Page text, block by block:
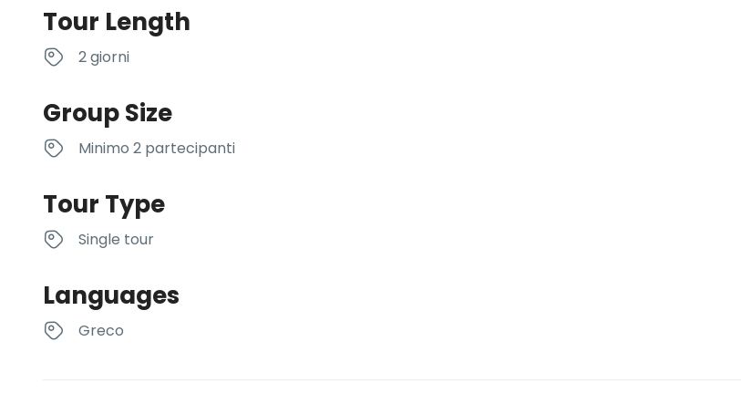
Tour Length
2 giorni
Group Size
Minimo 2 partecipanti
Tour Type
Single tour
Languages
Greco